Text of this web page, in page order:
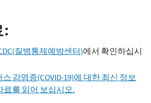
:
질병통제예방센터)에서 확인하십시
감염증(COVID-19)에 대한 최신 정보
료를 읽어 보십시오.